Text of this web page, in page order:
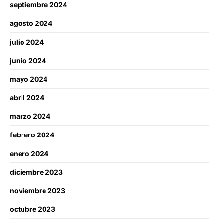
septiembre 2024
agosto 2024
julio 2024
junio 2024
mayo 2024
abril 2024
marzo 2024
febrero 2024
enero 2024
diciembre 2023
noviembre 2023
octubre 2023